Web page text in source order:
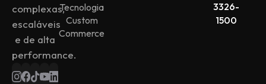
complexas,
escaláveis
e de alta
performance.
Tecnologia
Custom
Commerce
3326-
1500